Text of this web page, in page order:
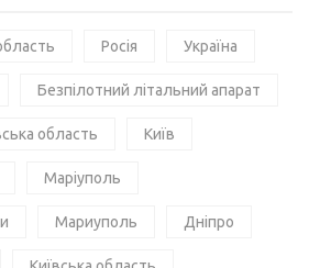
Росія Україна
Безпілотний літальний апарат
область Київ
Маріуполь
Мариуполь Дніпро